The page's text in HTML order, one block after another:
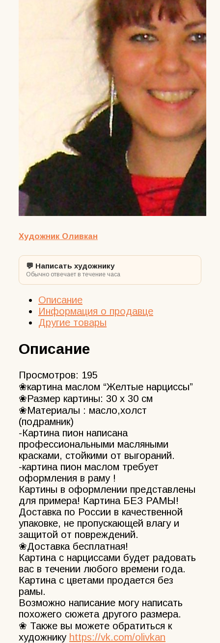
Художник Оливкан
💬 Написать художнику
Обычно отвечает в течение часа
Описание
Информация о продавце
Другие товары
Описание
Просмотров: 195
❀картина маслом “Желтые нарциссы”
❀Размер картины: 30 х 30 см
❀Материалы : масло,холст
(подрамник)
-Картина пион написана
профессиональными масляными
красками, стойкими от выгораний.
-картина пион маслом требует
оформления в раму !
Картины в оформлении представлены
для примера! Картина БЕЗ РАМЫ!
Доставка по России в качественной
упаковке, не пропускающей влагу и
защитой от повреждений.
❀Доставка бесплатная!
Картина с нарциссами будет радовать
вас в течении любого времени года.
Картина с цветами продается без
рамы.
Возможно написание могу написать
похожего сюжета другого размера.
❀ Также вы можете обратиться к
художнику https://vk.com/olivkan